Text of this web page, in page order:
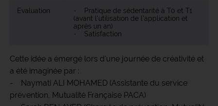
Evaluation
- Pratique de sédentarité à T0 et T1
(avant l'utilisation de l'application et
après un an)
- Satisfaction
Cette idée a émergé lors d'une journée de créativité et
a été imaginée par :
- Naymati ALI MOHAMED (Assistante du service
prévention, Mutualité Française PACA)